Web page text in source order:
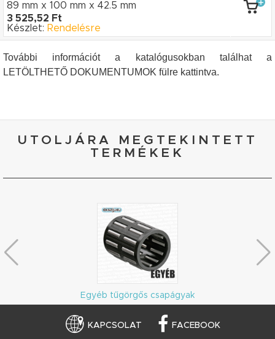
89 mm x 100 mm x 42.5 mm
3 525,52 Ft
Készlet: Rendelésre
További információt a katalógusokban találhat a
LETÖLTHETŐ DOKUMENTUMOK fülre kattintva.
UTOLJÁRA MEGTEKINTETT
TERMÉKEK
Egyéb tűgörgős csapágyak
KAPCSOLAT FACEBOOK